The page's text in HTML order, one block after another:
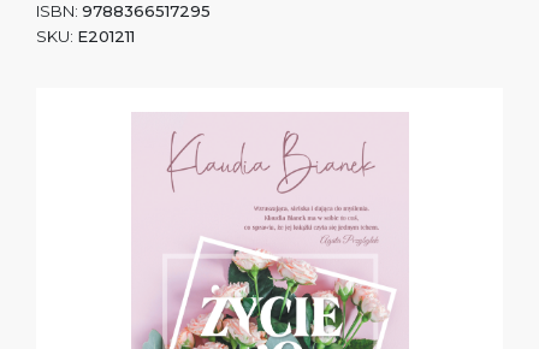
ISBN: 9788366517295
SKU: E201211